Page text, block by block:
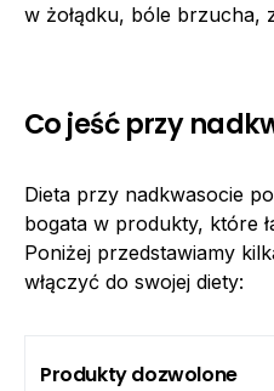
w żołądku, bóle brzucha,
Co jeść przy
Dieta przy nadkwasocie
bogata w produkty, które
Poniżej przedstawiamy
włączyć do swojej diety:
Produkty dozwolone